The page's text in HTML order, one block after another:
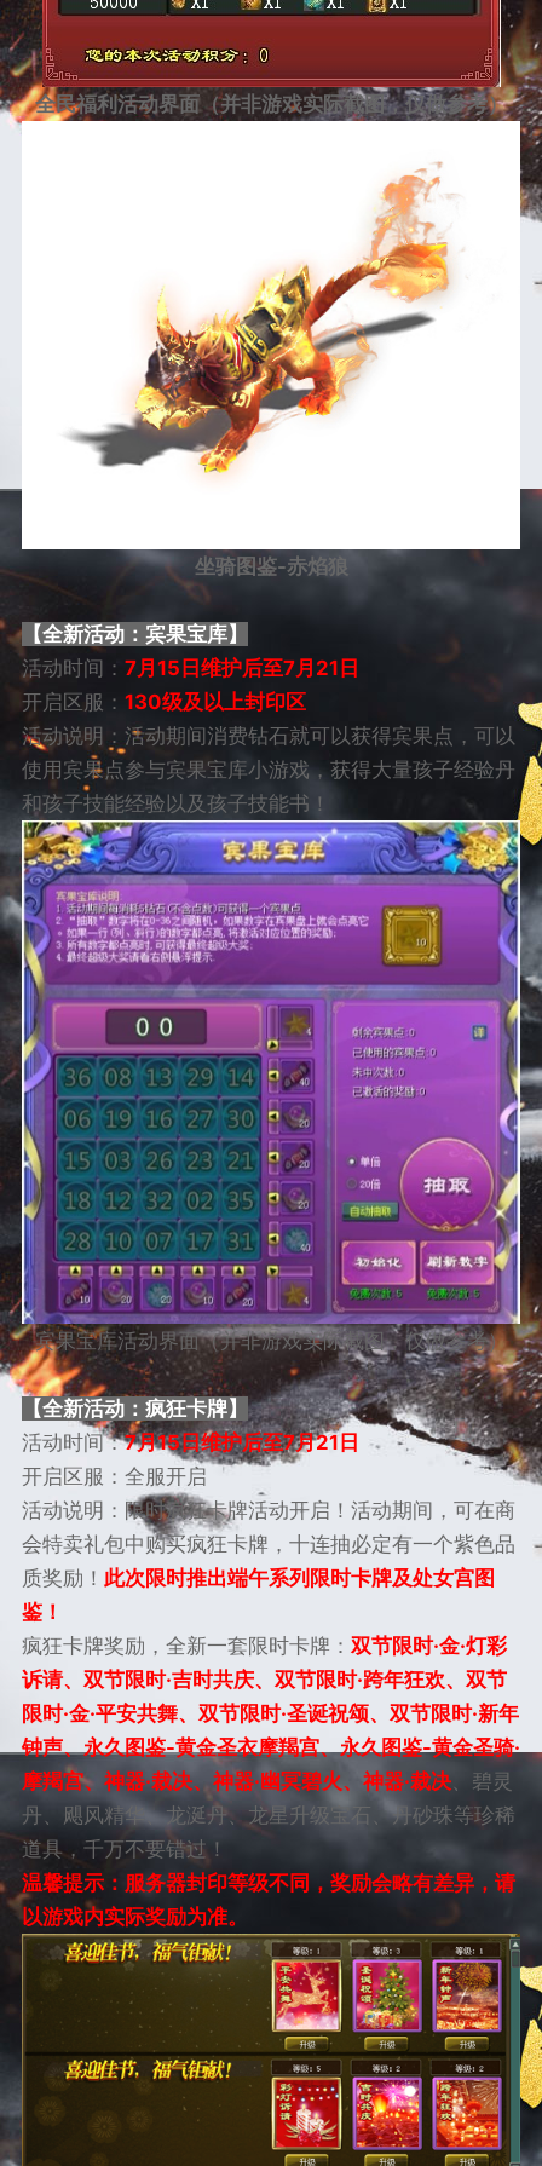
全民福利活动界面（并非游戏实际截图，仅做参考）
坐骑图鉴-赤焰狼
【全新活动：宾果宝库】
活动时间： 7月15日维护后至7月21日
开启区服： 130级及以上封印区
活动说明：活动期间消费钻石就可以获得宾果点，可以
使用宾果点参与宾果宝库小游戏，获得大量孩子经验丹
和孩子技能经验以及孩子技能书！
宾果宝库活动界面（并非游戏实际截图，仅做参考）
【全新活动：疯狂卡牌】
活动时间：7月15日维护后至7月21日
开启区服：全服开启
活动说明：限时疯狂卡牌活动开启！活动期间，可在商
会特卖礼包中购买疯狂卡牌，十连抽必定有一个紫色品
质奖励！ 此次限时推出端午系列限时卡牌及处女宫图
鉴！
疯狂卡牌奖励，全新一套限时卡牌： 双节限时·金·灯彩
诉请、双节限时·吉时共庆、双节限时·跨年狂欢、双节
限时·金·平安共舞、双节限时·圣诞祝颂、双节限时·新年
钟声、永久图鉴-黄金圣衣摩羯宫、永久图鉴-黄金圣骑·
摩羯宫、神器·裁决、神器·幽冥碧火、神器·裁决、碧灵
丹、飓风精华、龙涎丹、龙星升级宝石、丹砂珠等珍稀
道具，千万不要错过！
温馨提示：服务器封印等级不同，奖励会略有差异，请
以游戏内实际奖励为准。